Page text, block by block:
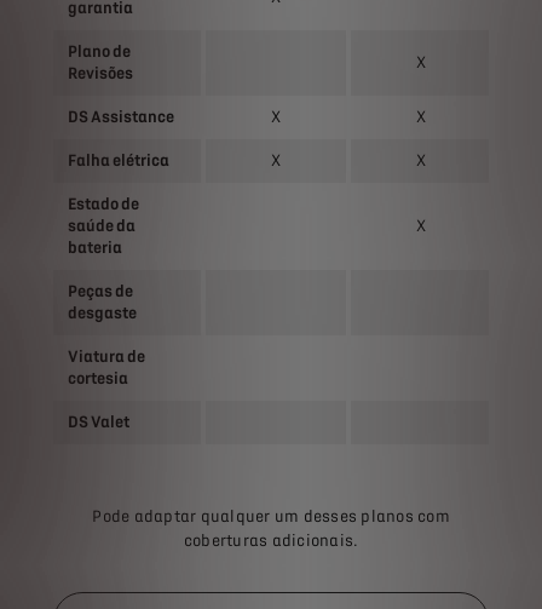
X
X X
X X
X
garantia
Plano de
Revisões
DS Assistance
Falha elétrica
Estado de
saúde da
bateria
Peças de
desgaste
Viatura de
cortesia
DS Valet
Pode adaptar qualquer um desses planos com
coberturas adicionais.